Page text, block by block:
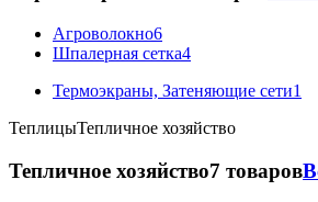
Агроволокно6
Шпалерная сетка4
Термоэкраны, Затеняющие сети1
ТеплицыТепличное хозяйство
Тепличное хозяйство7 товаров